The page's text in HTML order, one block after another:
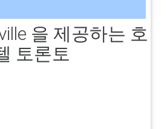
을 제공하는 호
토론토